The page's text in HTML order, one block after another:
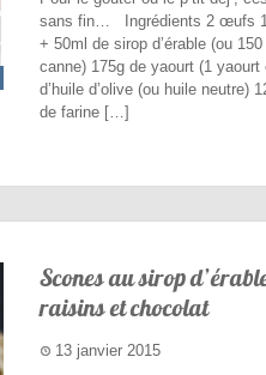
sans fin… Ingrédients 2 œufs
+ 50ml de sirop d’érable (ou
canne) 175g de yaourt (1
d’huile d’olive (ou huile neutre)
de farine […]
Scones au sirop
raisins et chocolat
13 janvier 2015